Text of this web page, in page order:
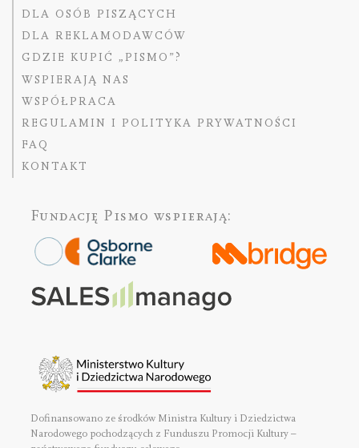
DLA OSÓB PISZĄCYCH
DLA REKLAMODAWCÓW
GDZIE KUPIĆ „PISMO”?
WSPIERAJĄ NAS
WSPÓŁPRACA
REGULAMIN I POLITYKA PRYWATNOŚCI
FAQ
KONTAKT
Fundację Pismo wspierają:
Dofinansowano ze środków Ministra Kultury i Dziedzictwa
Narodowego pochodzących z Funduszu Promocji Kultury –